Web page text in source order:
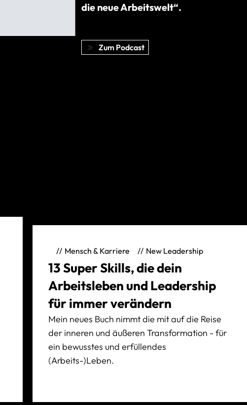
die neue Arbeitswelt“.
Zum Podcast
Mensch & Karriere New Leadership
13 Super Skills, die dein
Arbeitsleben und Leadership
für immer verändern
Mein neues Buch nimmt die mit auf die Reise
der inneren und äußeren Transformation - für
ein bewusstes und erfüllendes
(Arbeits-)Leben.